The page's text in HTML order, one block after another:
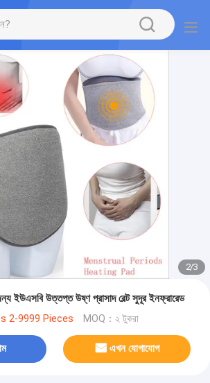
2/3
ইউএসবি উত্তপ্ত উষ্ণ প্রাসাদ বেল্ট সুদূর ইনফ্রারেড
2-9999 Pieces MOQ：২ টুকরা
এখন যোগাযোগ